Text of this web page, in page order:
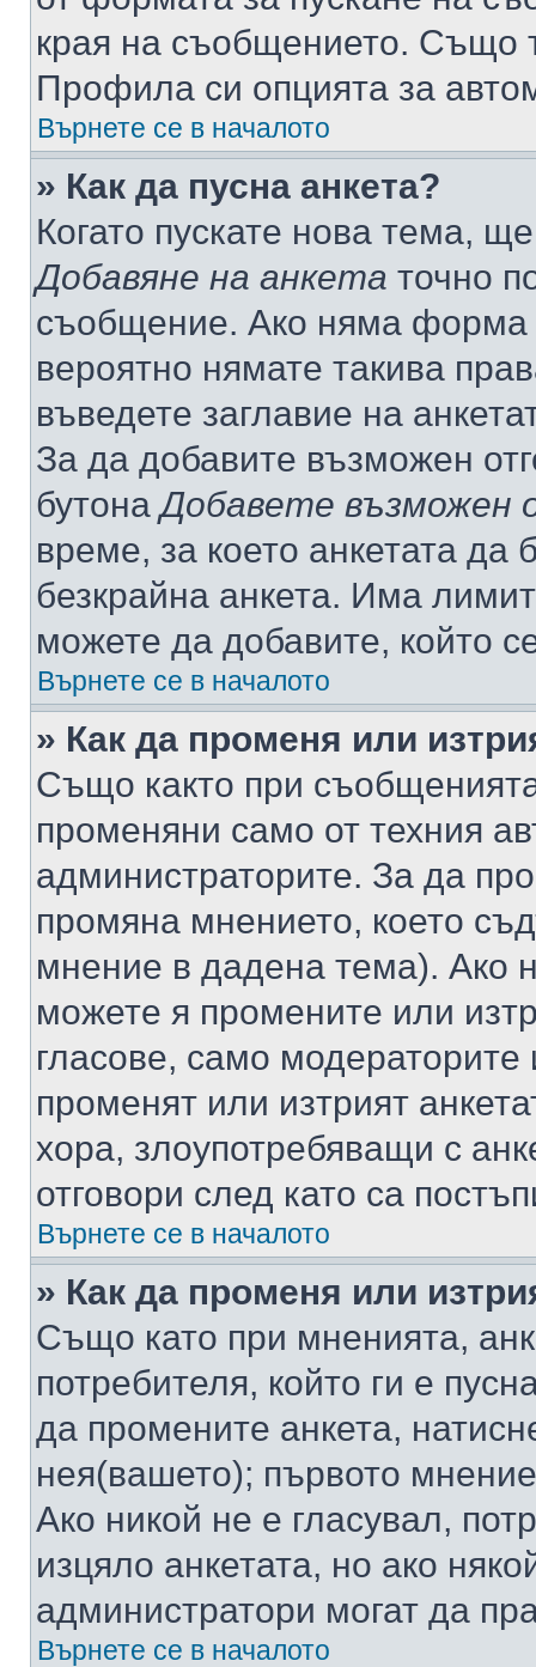
края на съобщението. Също
Профила си опцията за
Върнете се в началото
» Как да пусна анкета?
Когато пускате нова тема,
Добавяне на анкета точно
съобщение. Ако няма форма
вероятно нямате такива
въведете заглавие на
За да добавите възможен
бутонаДобавете възможен
време, за което анкетата да
безкрайна анкета. Има
можете да добавите, който
Върнете се в началото
» Как да променя или
Също както при
променяни само от техния
администраторите. За да
промяна мнението, което
мнение в дадена тема). Ако
можете я промените или
гласове, само
променят или изтрият
хора, злоупотребяващи с
отговори след като са
Върнете се в началото
» Как да променя или
Също като при мненията,
потребителя, който ги е
да промените анкета,
нея(вашето); първото
Ако никой не е гласувал,
изцяло анкетата, но ако
администратори могат да
Върнете се в началото